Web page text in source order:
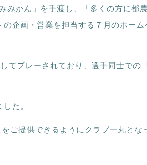
かん」を手渡し、「多くの方に都
企画・営業を担当する７月のホーム
てプレーされており、選手同士での
た。
ご提供できるようにクラブ一丸とな